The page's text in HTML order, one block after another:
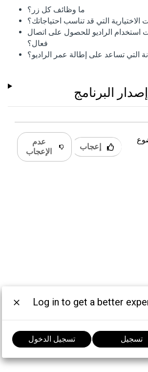
ما وظائف كل زر؟
التي قد تناسب احتياجاتك؟
الراديو للحصول على اتصال
تساعد على إطالة عمر الراديو؟
البرنامج
إعجاب
الإعجاب
Log in to get a better
تسجيل الدخول